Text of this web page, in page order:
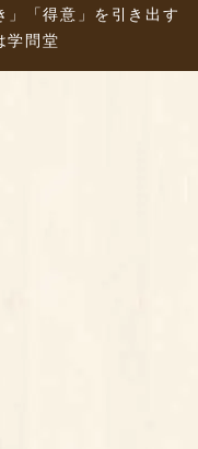
「得意」を引き出す
学問堂